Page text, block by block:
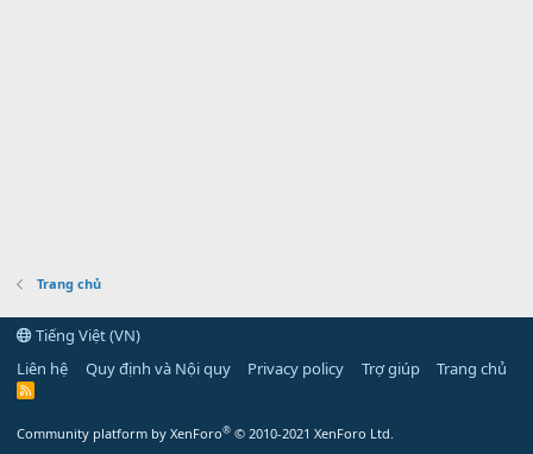
Trang chủ
Tiếng Việt (VN)
Liên hệ
Quy định và Nội quy Privacy policy Trợ giúp Trang chủ
R
Community platform by XenForo® © 2010-2021 XenForo Ltd.